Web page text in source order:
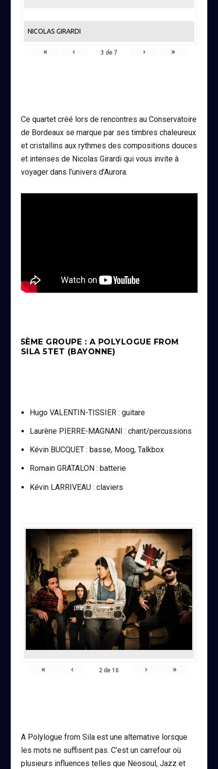
NICOLAS GIRARDI
« ‹ 3 de 7 › »
Ce quartet créé lors de rencontres au Conservatoire
de Bordeaux se marque par ses timbres chaleureux
et cristallins aux rythmes des compositions douces
et intenses de Nicolas Girardi qui vous invite à
voyager dans l’univers d’Aurora.
5ÈME GROUPE : A POLYLOGUE FROM
SILA 5TET (BAYONNE)
Hugo VALENTIN-TISSIER : guitare
Laurène PIERRE-MAGNANI : chant/percussions
Kévin BUCQUET : basse, Moog, Talkbox
Romain GRATALON : batterie
Kévin LARRIVEAU : claviers
« ‹ 2 de16 › »
A Polylogue from Sila est une alternative lorsque
les mots ne suffisent pas. C’est un carrefour où
plusieurs influences telles que Neosoul, Jazz et